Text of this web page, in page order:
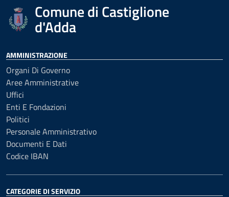
Comune di Castiglione
d'Adda
AMMINISTRAZIONE
Organi Di Governo
Aree Amministrative
Uffici
Enti E Fondazioni
Politici
Personale Amministrativo
Documenti E Dati
Codice IBAN
CATEGORIE DI SERVIZIO